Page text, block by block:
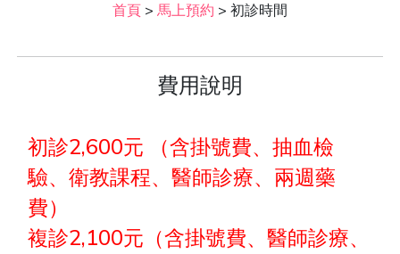
首頁 > 馬上預約 > 初診時間
費用說明
初診2,600元 （含掛號費、抽血檢
驗、衛教課程、醫師診療、兩週藥
費）
複診2,100元（含掛號費、醫師診療、